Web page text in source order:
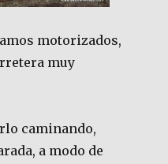
motorizados,
muy
caminando,
a modo de